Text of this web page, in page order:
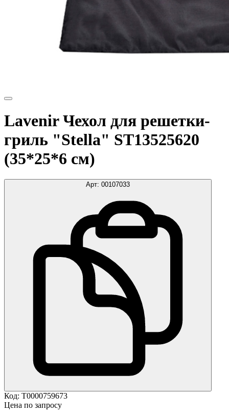
Lavenir Чехол для решетки-
гриль "Stella" ST13525620
(35*25*6 см)
Арт: 00107033
Код: Т0000759673
Цена по запросу